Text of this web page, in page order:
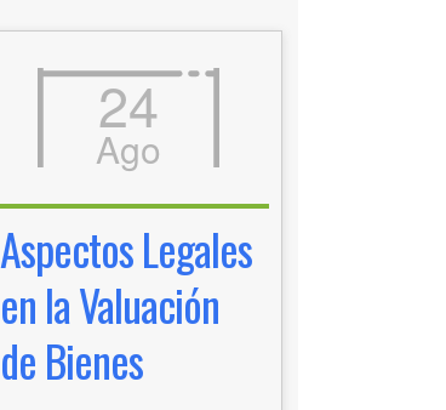
24
Ago
Aspectos Legales
en la Valuación
de Bienes